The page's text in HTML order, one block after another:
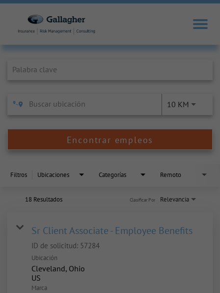
10 KM
Encontrar empleos
Filtros Ubicaciones Categorías Remoto
18 Resultados Relevancia
Clasificar Por
Sr Client Associate - Employee Benefits
ID de solicitud: 57284
Ubicación
Cleveland, Ohio
Marca